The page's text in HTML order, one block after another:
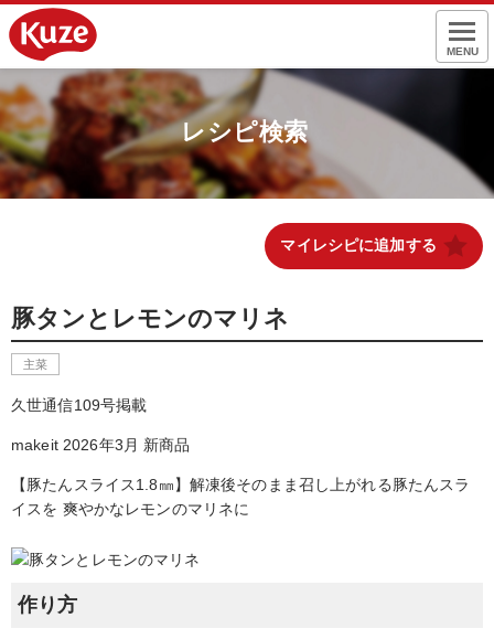
MENU
レシピ検索
マイレシピに追加する
豚タンとレモンのマリネ
主菜
久世通信109号掲載
makeit 2026年3月 新商品
【豚たんスライス1.8㎜】解凍後そのまま召し上がれる豚たんスラ
イスを 爽やかなレモンのマリネに
作り方